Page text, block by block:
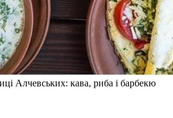
Алчевських: кава, риба і барбекю